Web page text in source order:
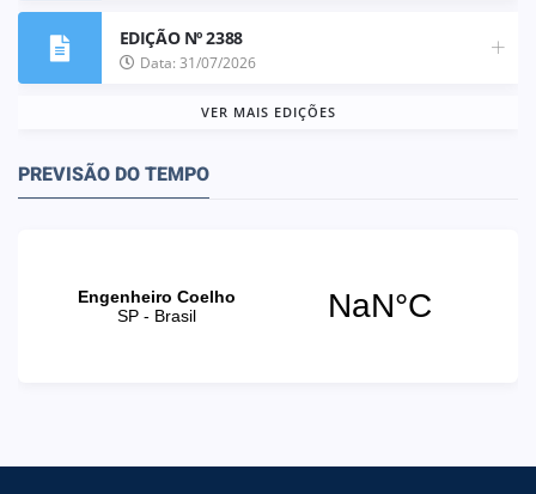
EDIÇÃO Nº 2388
Data: 31/07/2026
VER MAIS EDIÇÕES
PREVISÃO DO TEMPO